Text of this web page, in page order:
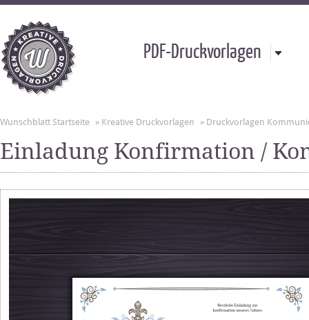
PDF-Druckvorlagen
Wunschblatt Startseite » Kreative Druckvorlagen » Druckvorlagen
Einladung Konfirmation /